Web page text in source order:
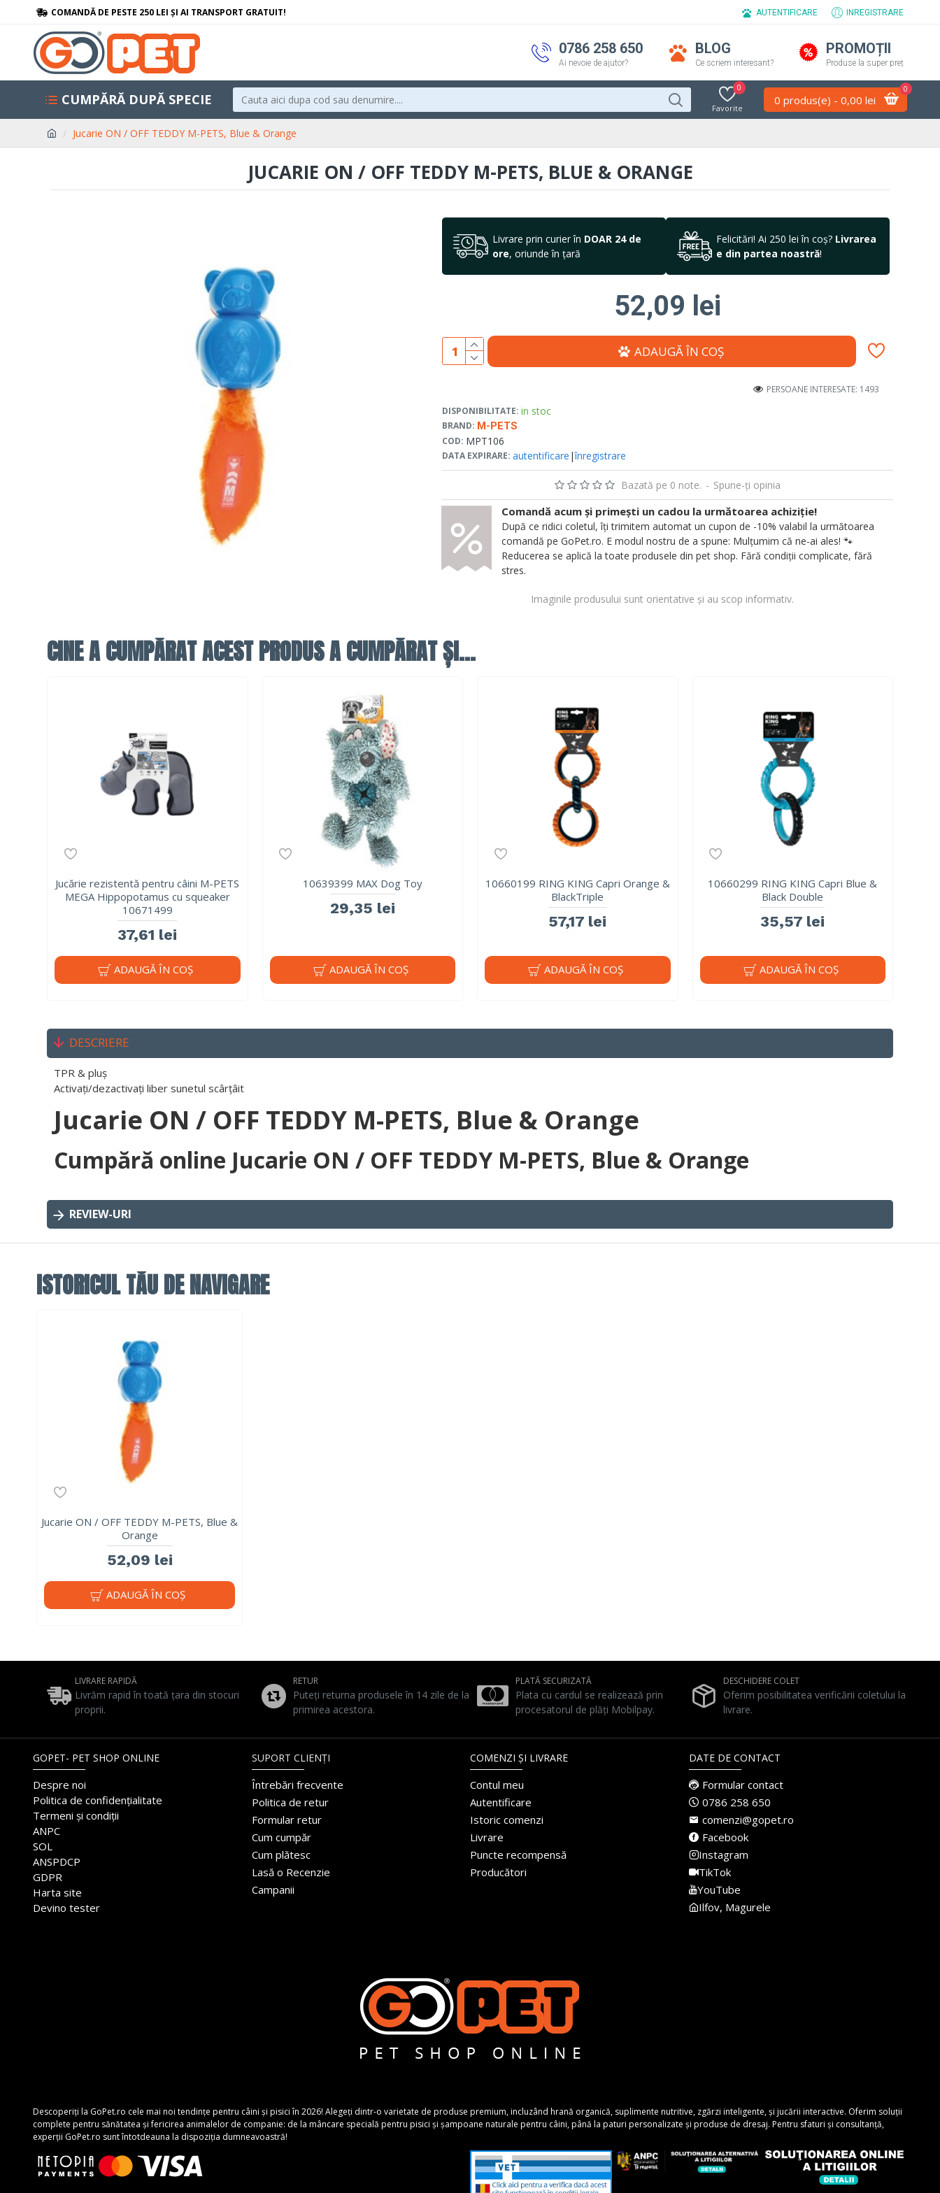
COMANDĂ DE PESTE 250 LEI ȘI AI TRANSPORT GRATUIT! AUTENTIFICARE INREGISTRARE
0786 258 650
Ai nevoie de ajutor?
BLOG
Ce scriem interesant?
PROMOȚII
Produse la super preț
CUMPĂRĂ DUPĂ SPECIE
Favorite
0
0 produs(e) - 0,00 lei
0
Jucarie ON / OFF TEDDY M-PETS, Blue & Orange
JUCARIE ON / OFF TEDDY M-PETS, BLUE & ORANGE
Livrare prin curier în DOAR 24 de
ore, oriunde în țară
Felicitări! Ai 250 lei în coș? Livrarea
e din partea noastră!
DISPONIBILITATE: in stoc
BRAND: M-PETS
COD: MPT106
DATA EXPIRARE: autentificare |înregistrare
PERSOANE INTERESATE: 1493
Bazată pe 0 note. - Spune-ţi opinia
52,09 lei
ADAUGĂ ÎN COŞ
Imaginile produsului sunt orientative și au scop informativ.
Comandă acum și primești un cadou la următoarea achiziție!
După ce ridici coletul, îți trimitem automat un cupon de -10% valabil la următoarea
comandă pe GoPet.ro. E modul nostru de a spune: Mulțumim că ne-ai ales! 🐾
Reducerea se aplică la toate produsele din pet shop. Fără condiții complicate, fără
stres.
CINE A CUMPĂRAT ACEST PRODUS A CUMPĂRAT ȘI...
Jucărie rezistentă pentru câini M-PETS
MEGA Hippopotamus cu squeaker
10671499
37,61 lei
ADAUGĂ ÎN COŞ
10639399 MAX Dog Toy
29,35 lei
ADAUGĂ ÎN COŞ
10660199 RING KING Capri Orange &
BlackTriple
57,17 lei
ADAUGĂ ÎN COŞ
10660299 RING KING Capri Blue &
Black Double
35,57 lei
ADAUGĂ ÎN COŞ
DESCRIERE
TPR & pluș
Activați/dezactivați liber sunetul scârțâit
Jucarie ON / OFF TEDDY M-PETS, Blue & Orange
Cumpără online Jucarie ON / OFF TEDDY M-PETS, Blue & Orange
REVIEW-URI
ISTORICUL TĂU DE NAVIGARE
Jucarie ON / OFF TEDDY M-PETS, Blue &
Orange
52,09 lei
ADAUGĂ ÎN COŞ
LIVRARE RAPIDĂ
Livrăm rapid în toată țara din stocuri
proprii.
RETUR
Puteți returna produsele în 14 zile de la
primirea acestora.
PLATĂ SECURIZATĂ
Plata cu cardul se realizează prin
procesatorul de plăți Mobilpay.
DESCHIDERE COLET
Oferim posibilitatea verificării coletului la
livrare.
GOPET- PET SHOP ONLINE
Despre noi
Politica de confidențialitate
Termeni și condiții
ANPC
SOL
ANSPDCP
GDPR
Harta site
Devino tester
SUPORT CLIENȚI
Întrebări frecvente
Politica de retur
Formular retur
Cum cumpăr
Cum plătesc
Lasă o Recenzie
Campanii
COMENZI ȘI LIVRARE
Contul meu
Autentificare
Istoric comenzi
Livrare
Puncte recompensă
Producători
DATE DE CONTACT
Formular contact
0786 258 650
comenzi@gopet.ro
Facebook
Instagram
TikTok
YouTube
Ilfov, Magurele
Descoperiți la GoPet.ro cele mai noi tendințe pentru câini și pisici în 2026! Alegeți dintr-o varietate de produse premium, incluzând hrană organică, suplimente nutritive, zgărzi inteligente, și jucării interactive. Oferim soluții
complete pentru sănătatea și fericirea animalelor de companie: de la mâncare specială pentru pisici și șampoane naturale pentru câini, până la paturi personalizate și produse de dresaj. Pentru sfaturi și consultanță,
experții GoPet.ro sunt întotdeauna la dispoziția dumneavoastră!